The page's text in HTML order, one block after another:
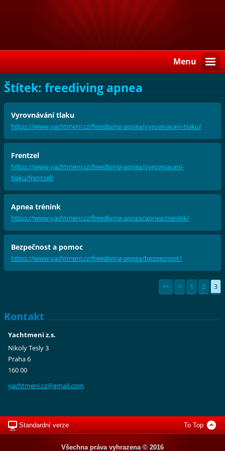
Menu
Štítek: freediving apnea
Vyrovnávání tlaku
https://www.yachtmeni.cz/freediving-apnea/vyrovnavani-tlaku/
Frentzel
https://www.yachtmeni.cz/freediving-apnea/vyrovnavani-
tlaku/frentzel/
Apnea trénink
https://www.yachtmeni.cz/freediving-apnea/apnea-trenink/
Bezpečnost a pomoc
https://www.yachtmeni.cz/freediving-apnea/bezpecnost/
<< < 1 2 3
Kontakt
Yachtmeni z.s.
Nikoly Tesly 3
Praha 6
160 00
yachtmeni.cz@gmail.com
Standardní verze To Top
Všechna práva vyhrazena © 2016